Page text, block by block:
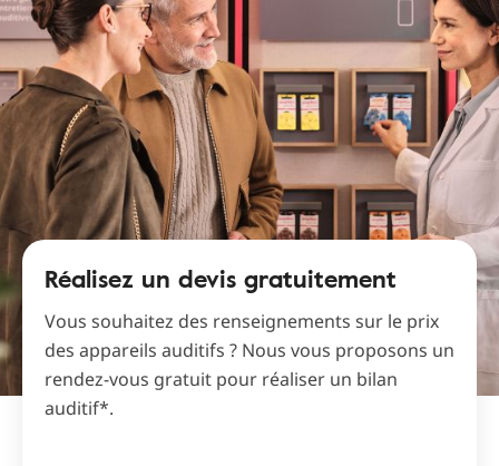
Réalisez un devis gratuitement
Vous souhaitez des renseignements sur le prix
des appareils auditifs ? Nous vous proposons un
rendez-vous gratuit pour réaliser un bilan
auditif*.